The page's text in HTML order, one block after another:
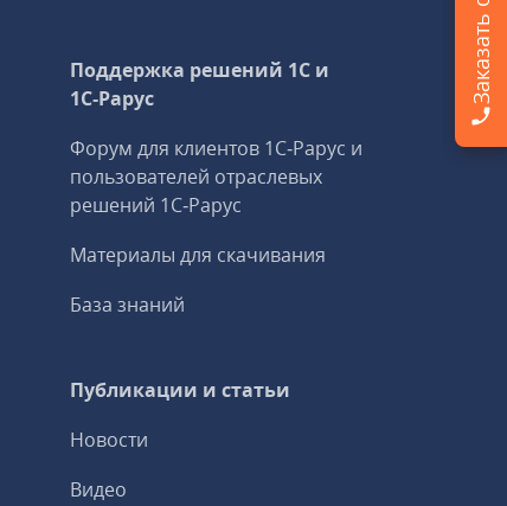
Поддержка решений 1С и
1С‑Рарус
Форум для клиентов 1С‑Рарус и
пользователей отраслевых
решений 1С‑Рарус
Материалы для скачивания
База знаний
Публикации и статьи
Новости
Видео